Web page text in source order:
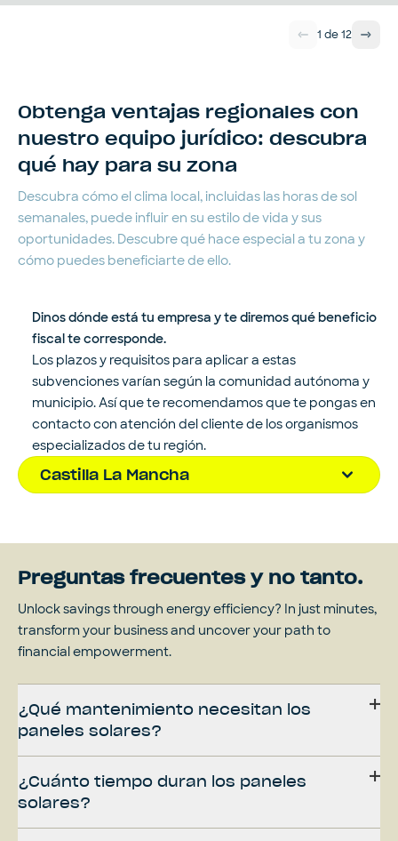
1 de12
Obtenga ventajas regionales con
nuestro equipo jurídico: descubra
qué hay para su zona
Descubra cómo el clima local, incluidas las horas de sol
semanales, puede influir en su estilo de vida y sus
oportunidades. Descubre qué hace especial a tu zona y
cómo puedes beneficiarte de ello.
Dinos dónde está tu empresa y te diremos qué beneficio
fiscal te corresponde.
Los plazos y requisitos para aplicar a estas
subvenciones varían según la comunidad autónoma y
municipio. Así que te recomendamos que te pongas en
contacto con atención del cliente de los organismos
especializados de tu región.
Castilla La Mancha
Preguntas frecuentes y no tanto.
Unlock savings through energy efficiency? In just minutes,
transform your business and uncover your path to
financial empowerment.
¿Qué mantenimiento necesitan los
paneles solares?
¿Cuánto tiempo duran los paneles
solares?